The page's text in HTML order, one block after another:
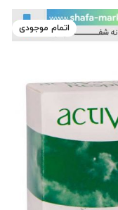
اتمام موجودی